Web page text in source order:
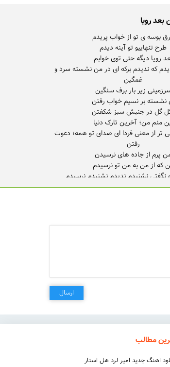
بعد رویا
که ندیدم برکه ای در من نشسته سرد و
از معنی فردا ای صدای تو همه؛ دعوت
بوسه ی تو از خواب پریدم...
ارسال
مطالب
اهنگ جدید امیر لرد هل استار